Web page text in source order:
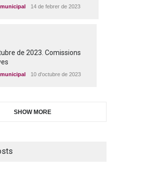
14 de febrer de 2023
de 2023. Comissions
10 d'octubre de 2023
SHOW MORE